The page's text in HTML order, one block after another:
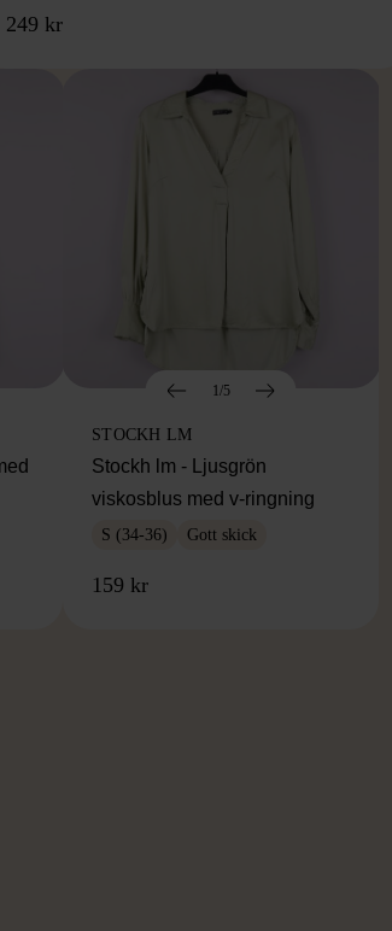
249 kr
1/5
STOCKH LM
Stockh lm - Ljusgrön
viskosblus med v-ringning
S (34-36) Gott skick
159 kr